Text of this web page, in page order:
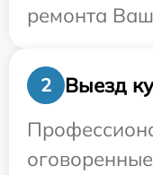
ремонта
2
Выезд